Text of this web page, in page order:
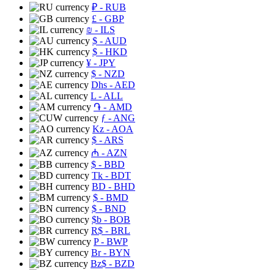
₽ - RUB
£ - GBP
₪ - ILS
$ - AUD
$ - HKD
¥ - JPY
$ - NZD
Dhs - AED
L - ALL
֏ - AMD
ƒ - ANG
Kz - AOA
$ - ARS
₼ - AZN
$ - BBD
Tk - BDT
BD - BHD
$ - BMD
$ - BND
$b - BOB
R$ - BRL
P- BWP
Br- BYN
Bz$ - BZD